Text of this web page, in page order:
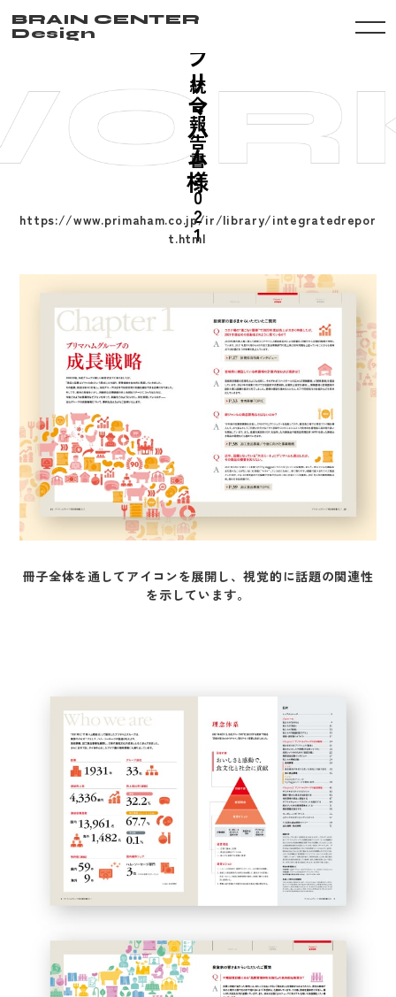
BRAIN CENTER
Design
プ
リ
マ
ハ
ム
様
統
合
報
告
書
2
0
2
1
https://www.primaham.co.jp/ir/library/integratedrepor
t.html
冊子全体を通してアイコンを展開し、視覚的に話題の関連性
を示しています。